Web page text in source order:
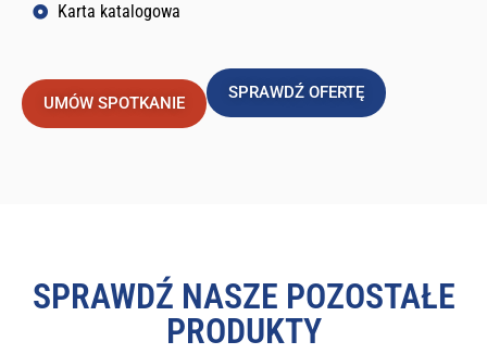
Karta katalogowa
UMÓW SPOTKANIE
SPRAWDŹ OFERTĘ
SPRAWDŹ NASZE POZOSTAŁE
PRODUKTY